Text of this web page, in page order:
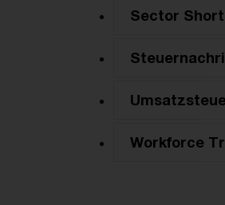
Sector
Workforce